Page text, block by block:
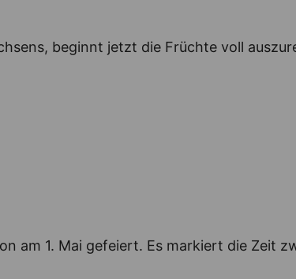
beginnt jetzt die Früchte voll
am 1. Mai gefeiert. Es markiert die Zeit